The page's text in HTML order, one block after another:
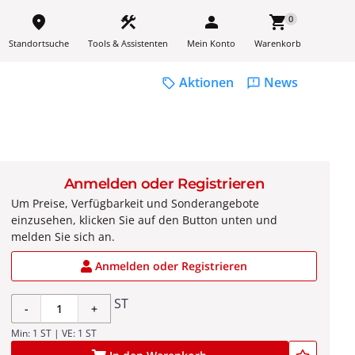
place
Standortsuche
construction
Tools & Assistenten
person
Mein Konto
shopping_cart0
Warenkorb
sell Aktionen feedback News
Anmelden oder Registrieren
Um Preise, Verfügbarkeit und Sonderangebote
einzusehen, klicken Sie auf den Button unten und
melden Sie sich an.
Anmelden oder Registrieren
- + ST
Min: 1 ST | VE: 1 ST